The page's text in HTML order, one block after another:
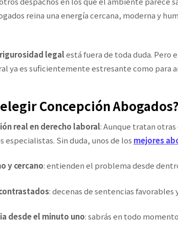
reina una energía cercana, moderna y
rigurosidad legalestá fuera de toda duda. Pero
ya es suficientemente estresante como para
Concepción
real en derecho laboral: Aunque tratan
especialistas. Sin duda, unos de los mejores
y cercano: entienden el problema desde
: decenas de sentencias favorables
desde el minuto uno: sabrás en todo